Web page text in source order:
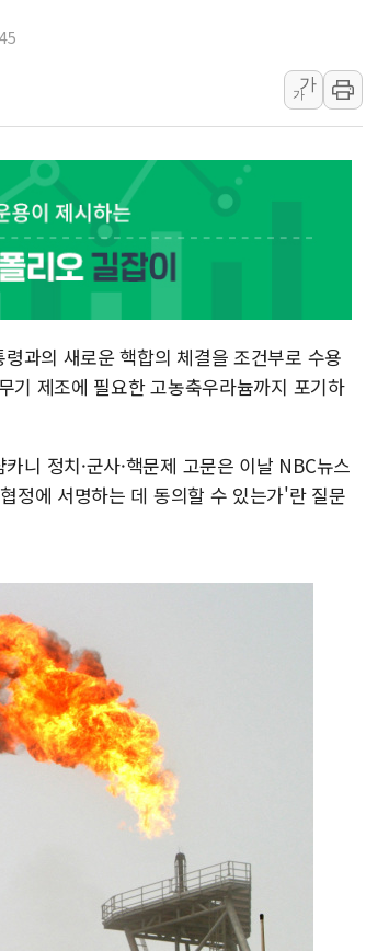
제나벨, 배우 공승연 브랜드
트럼프, 폴리실리콘·태양광에
트럼프, '원정출산 시민권 차
현대리바트, 원가 개선으로
가
가
과의 새로운 핵합의 체결을 조건부로 수용
기 제조에 필요한 고농축우라늄까지 포기하
니 정치·군사·핵문제 고문은 이날 NBC뉴스
정에 서명하는 데 동의할 수 있는가'란 질문